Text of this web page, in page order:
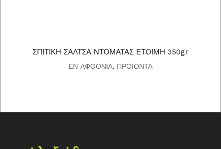
ΣΠΙΤΙΚΗ ΣΑΛΤΣΑ ΝΤΟΜΑΤΑΣ ΕΤΟΙΜΗ 350gr
ΕΝ ΑΦΘΟΝΙΑ, ΠΡΟΪΟΝΤΑ